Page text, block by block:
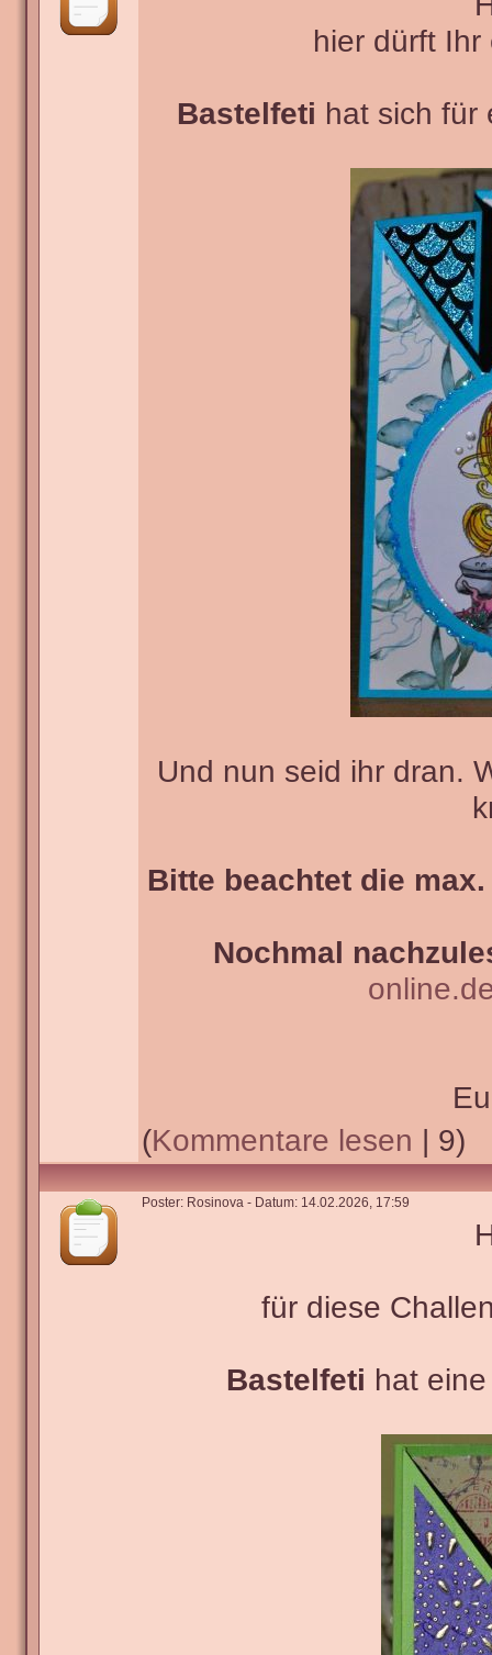
hier dürft
Bastelfeti hat sich für
Und nun seid ihr dran.
Bitte beachtet die
Nochmal
(Kommentare lesen | 9)
Poster: Rosinova - Datum: 14.02.2026, 17:59
für diese
Bastelfeti hat